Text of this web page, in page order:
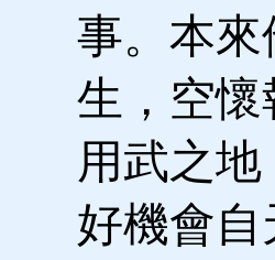
事。本
生，空
用武之
好機會